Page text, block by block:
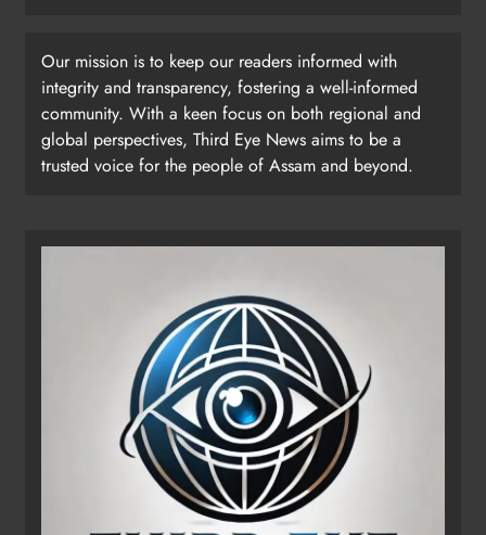
Our mission is to keep our readers informed with
integrity and transparency, fostering a well-informed
community. With a keen focus on both regional and
global perspectives, Third Eye News aims to be a
trusted voice for the people of Assam and beyond.